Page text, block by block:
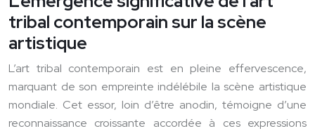
tribal contemporain sur la scène
artistique
L’art tribal contemporain est en pleine effervescence,
marquant de son empreinte indélébile la scène artistique
mondiale. Cet essor, loin d’être anodin, témoigne d’une
reconnaissance croissante accordée à ces expressions